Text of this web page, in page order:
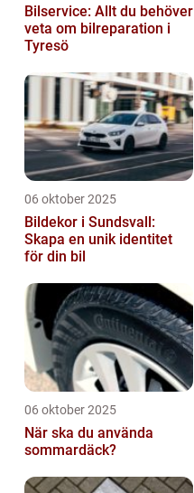
Bilservice: Allt du behöver
veta om bilreparation i
Tyresö
06 oktober 2025
Bildekor i Sundsvall:
Skapa en unik identitet
för din bil
06 oktober 2025
När ska du använda
sommardäck?